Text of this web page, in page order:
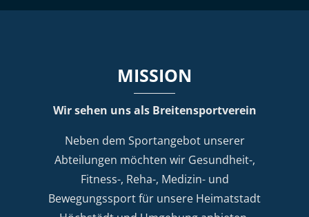
MISSION
Wir sehen uns als Breitensportverein
Neben dem Sportangebot unserer
Abteilungen möchten wir Gesundheit-,
Fitness-, Reha-, Medizin- und
Bewegungssport für unsere Heimatstadt